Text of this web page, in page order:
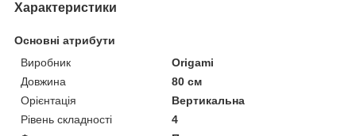
Характеристики
Основні атрибути
Виробник
Origami
Довжина
80 см
Орієнтація
Вертикальна
Рівень складності
4